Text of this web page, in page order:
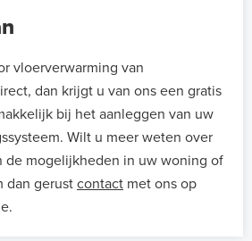
vloerverwarming van
dan krijgt u van ons een gratis
bij het aanleggen van uw
Wilt u meer weten over
de mogelijkheden in uw woning of
dan gerust contact met ons op